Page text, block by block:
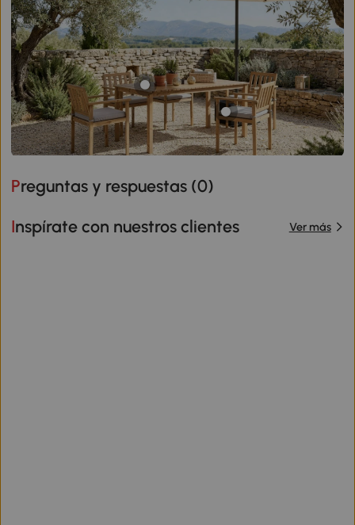
Preguntas y respuestas (0)
Inspírate con nuestros clientes Ver más